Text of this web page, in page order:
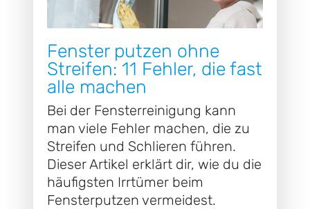
Fenster putzen ohne
Streifen: 11 Fehler, die fast
alle machen
Bei der Fensterreinigung kann
man viele Fehler machen, die zu
Streifen und Schlieren führen.
Dieser Artikel erklärt dir, wie du die
häufigsten Irrtümer beim
Fensterputzen vermeidest.